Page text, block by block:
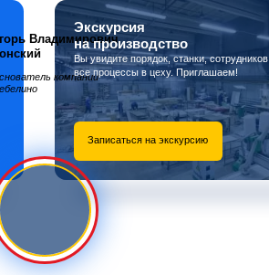
Владимирович
компании
Экскурсия
на производство
Вы увидите порядок, станки, сотрудников
все процессы в цеху. Приглашаем!
Записаться на экскурсию